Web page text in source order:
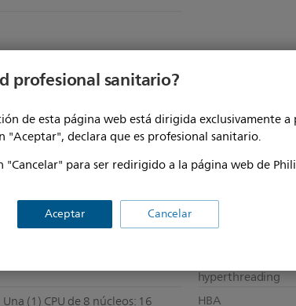
profesional sanitario?
de esta página web está dirigida exclusivamente
"Aceptar", declara que es profesional sanitario.
"Cancelar" para ser redirigido a la página web de
Aceptar Cancelar
DDR4 de 32 GB Clustering software
hyperthreading
Una (1) CPU de 8 núcleos: 16
HBA